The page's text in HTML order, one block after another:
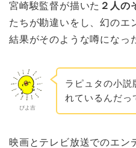
宮崎駿監督が描いた ２人の
たちが勘違いをし、幻のエ
結果がそのような噂になっ
ぴよ吉
ラピュタの小説
れているんだっ
映画とテレビ放送でのエン